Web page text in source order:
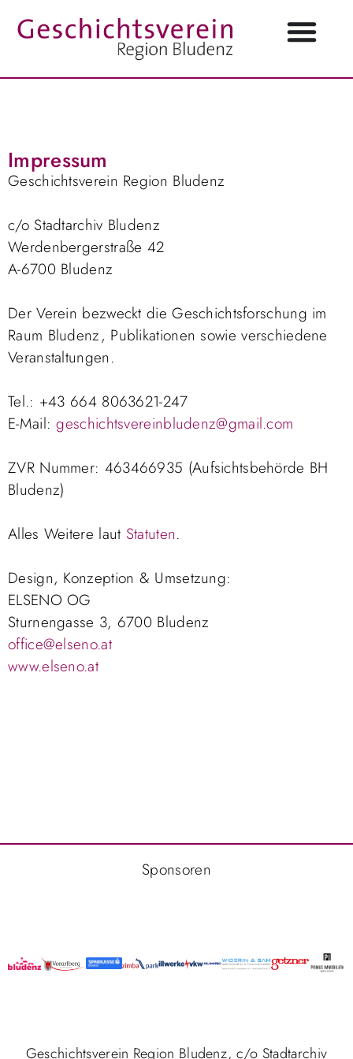
Impressum
Geschichtsverein Region Bludenz
c/o Stadtarchiv Bludenz
Werdenbergerstraße 42
A-6700 Bludenz
Der Verein bezweckt die Geschichtsforschung im
Raum Bludenz, Publikationen sowie verschiedene
Veranstaltungen.
Tel.: +43 664 8063621-247
E-Mail:geschichtsvereinbludenz@gmail.com
ZVR Nummer: 463466935 (Aufsichtsbehörde BH
Bludenz)
Alles Weitere laut Statuten.
Design, Konzeption & Umsetzung:
ELSENO OG
Sturnengasse 3, 6700 Bludenz
office@elseno.at
www.elseno.at
Sponsoren
Geschichtsverein Region Bludenz, c/o Stadtarchiv